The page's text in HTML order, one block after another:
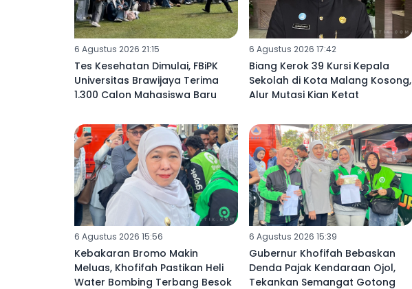
6 Agustus 2026 21:15
Tes Kesehatan Dimulai, FBiPK
Universitas Brawijaya Terima
1.300 Calon Mahasiswa Baru
6 Agustus 2026 17:42
Biang Kerok 39 Kursi Kepala
Sekolah di Kota Malang Kosong,
Alur Mutasi Kian Ketat
6 Agustus 2026 15:56
Kebakaran Bromo Makin
Meluas, Khofifah Pastikan Heli
Water Bombing Terbang Besok
6 Agustus 2026 15:39
Gubernur Khofifah Bebaskan
Denda Pajak Kendaraan Ojol,
Tekankan Semangat Gotong